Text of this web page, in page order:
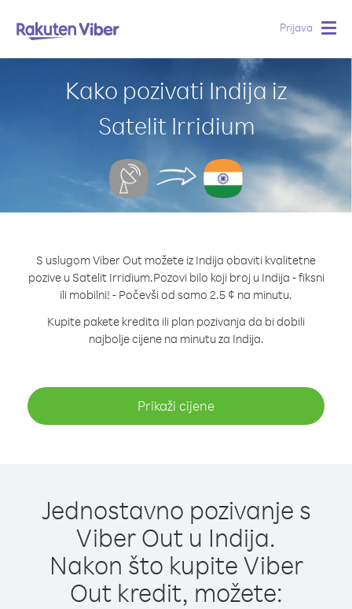
Prijava
Kako pozivati Indija iz
Satelit Irridium
S uslugom Viber Out možete iz Indija obaviti kvalitetne
pozive u Satelit Irridium.Pozovi bilo koji broj u Indija - fiksni
ili mobilni! - Počevši od samo 2.5 ¢ na minutu.
Kupite pakete kredita ili plan pozivanja da bi dobili
najbolje cijene na minutu za Indija.
Prikaži cijene
Jednostavno pozivanje s
Viber Out u Indija.
Nakon što kupite Viber
Out kredit, možete: